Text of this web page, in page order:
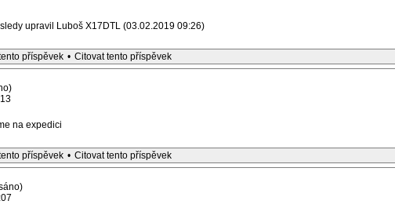
upravil Luboš X17DTL (03.02.2019 09:26)
příspěvek • Citovat tento příspěvek
na expedici
příspěvek • Citovat tento příspěvek